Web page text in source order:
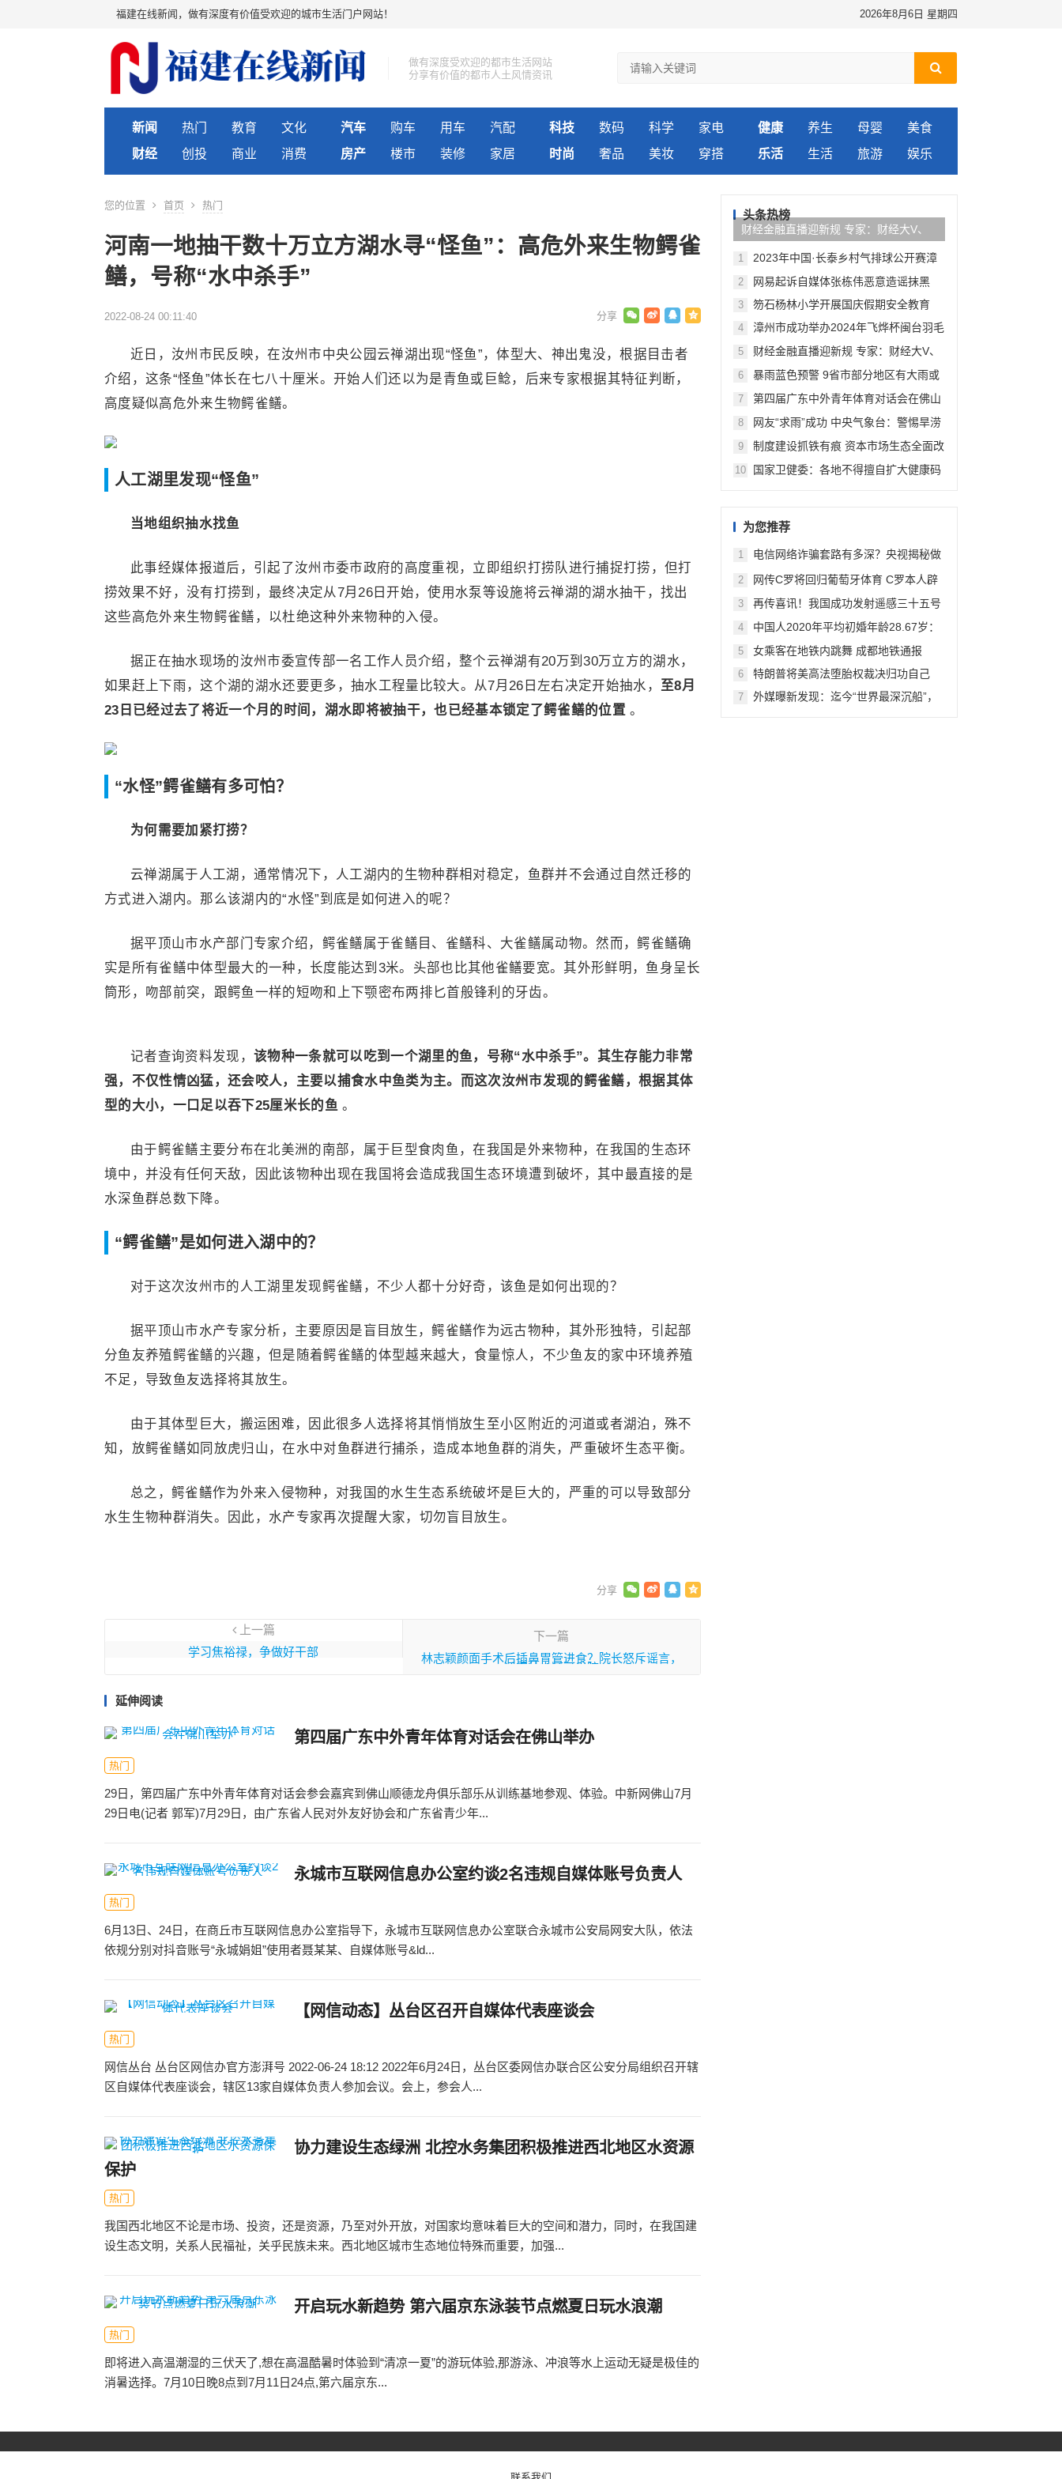
福建在线新闻，做有深度有价值受欢迎的城市生活门户网站！ 2026年8月6日 星期四
做有深度受欢迎的都市生活网站
分享有价值的都市人土风情资讯
新闻 热门 教育
文化
财经
创投 商业 消费
汽车 购车 用车
汽配
房产
楼市 装修 家居
科技 数码 科学
家电
时尚
奢品 美妆 穿搭
健康 养生 母婴
美食
乐活
生活 旅游 娱乐
您的位置 首页 热门
河南一地抽干数十万立方湖水寻“怪鱼”：高危外来生物鳄雀
鳝，号称“水中杀手”
2022-08-24 00:11:40
近日，汝州市民反映，在汝州市中央公园云禅湖出现“怪鱼”，体型大、神出鬼没，根据目击者
介绍，这条“怪鱼”体长在七八十厘米。开始人们还以为是青鱼或巨鲶，后来专家根据其特征判断，
高度疑似高危外来生物鳄雀鳝。
人工湖里发现“怪鱼”
当地组织抽水找鱼
此事经媒体报道后，引起了汝州市委市政府的高度重视，立即组织打捞队进行捕捉打捞，但打
捞效果不好，没有打捞到，最终决定从7月26日开始，使用水泵等设施将云禅湖的湖水抽干，找出
这些高危外来生物鳄雀鳝，以杜绝这种外来物种的入侵。
据正在抽水现场的汝州市委宣传部一名工作人员介绍，整个云禅湖有20万到30万立方的湖水，
如果赶上下雨，这个湖的湖水还要更多，抽水工程量比较大。从7月26日左右决定开始抽水， 至8月
23日已经过去了将近一个月的时间，湖水即将被抽干，也已经基本锁定了鳄雀鳝的位置 。
“水怪”鳄雀鳝有多可怕？
为何需要加紧打捞？
云禅湖属于人工湖，通常情况下，人工湖内的生物种群相对稳定，鱼群并不会通过自然迁移的
方式进入湖内。那么该湖内的“水怪”到底是如何进入的呢？
据平顶山市水产部门专家介绍，鳄雀鳝属于雀鳝目、雀鳝科、大雀鳝属动物。然而，鳄雀鳝确
实是所有雀鳝中体型最大的一种，长度能达到3米。头部也比其他雀鳝要宽。其外形鲜明，鱼身呈长
筒形，吻部前突，跟鳄鱼一样的短吻和上下颚密布两排匕首般锋利的牙齿。
记者查询资料发现， 该物种一条就可以吃到一个湖里的鱼，号称“水中杀手”。其生存能力非常
强，不仅性情凶猛，还会咬人，主要以捕食水中鱼类为主。而这次汝州市发现的鳄雀鳝，根据其体
型的大小，一口足以吞下25厘米长的鱼 。
由于鳄雀鳝主要分布在北美洲的南部，属于巨型食肉鱼，在我国是外来物种，在我国的生态环
境中，并没有任何天敌，因此该物种出现在我国将会造成我国生态环境遭到破坏，其中最直接的是
水深鱼群总数下降。
“鳄雀鳝”是如何进入湖中的？
对于这次汝州市的人工湖里发现鳄雀鳝，不少人都十分好奇，该鱼是如何出现的？
据平顶山市水产专家分析，主要原因是盲目放生，鳄雀鳝作为远古物种，其外形独特，引起部
分鱼友养殖鳄雀鳝的兴趣，但是随着鳄雀鳝的体型越来越大，食量惊人，不少鱼友的家中环境养殖
不足，导致鱼友选择将其放生。
由于其体型巨大，搬运困难，因此很多人选择将其悄悄放生至小区附近的河道或者湖泊，殊不
知，放鳄雀鳝如同放虎归山，在水中对鱼群进行捕杀，造成本地鱼群的消失，严重破坏生态平衡。
总之，鳄雀鳝作为外来入侵物种，对我国的水生生态系统破坏是巨大的，严重的可以导致部分
水生生物种群消失。因此，水产专家再次提醒大家，切勿盲目放生。
上一篇
学习焦裕禄，争做好干部
下一篇
林志颖颜面手术后插鼻胃管进食？院长怒斥谣言，
透露林志颖已出院
延伸阅读
第四届广东中外青年体育对话会在佛山举办
热门
29日，第四届广东中外青年体育对话会参会嘉宾到佛山顺德龙舟俱乐部乐从训练基地参观、体验。中新网佛山7月
29日电(记者 郭军)7月29日，由广东省人民对外友好协会和广东省青少年...
永城市互联网信息办公室约谈2名违规自媒体账号负责人
热门
6月13日、24日，在商丘市互联网信息办公室指导下，永城市互联网信息办公室联合永城市公安局网安大队，依法
依规分别对抖音账号“永城娟姐”使用者聂某某、自媒体账号&ld...
【网信动态】丛台区召开自媒体代表座谈会
热门
网信丛台 丛台区网信办官方澎湃号 2022-06-24 18:12 2022年6月24日，丛台区委网信办联合区公安分局组织召开辖
区自媒体代表座谈会，辖区13家自媒体负责人参加会议。会上，参会人...
协力建设生态绿洲 北控水务集团积极推进西北地区水资源
保护
热门
我国西北地区不论是市场、投资，还是资源，乃至对外开放，对国家均意味着巨大的空间和潜力，同时，在我国建
设生态文明，关系人民福祉，关乎民族未来。西北地区城市生态地位特殊而重要，加强...
开启玩水新趋势 第六届京东泳装节点燃夏日玩水浪潮
热门
即将进入高温潮湿的三伏天了,想在高温酷暑时体验到“清凉一夏”的游玩体验,那游泳、冲浪等水上运动无疑是极佳的
消暑选择。7月10日晚8点到7月11日24点,第六届京东...
头条热榜
财经金融直播迎新规 专家：财经大V、
自媒体或为重点监管对象
1
2023年中国·长泰乡村气排球公开赛漳
2 网易起诉自媒体张栋伟恶意造谣抹黑
3 笏石杨林小学开展国庆假期安全教育
4
漳州市成功举办2024年飞烨杯闽台羽毛
5
财经金融直播迎新规 专家：财经大V、
6
暴雨蓝色预警 9省市部分地区有大雨或
7
第四届广东中外青年体育对话会在佛山
8
网友“求雨”成功 中央气象台：警惕旱涝
9
制度建设抓铁有痕 资本市场生态全面改
10
国家卫健委：各地不得擅自扩大健康码
为您推荐
1
电信网络诈骗套路有多深？央视揭秘做
2
网传C罗将回归葡萄牙体育 C罗本人辟
3
再传喜讯！我国成功发射遥感三十五号
4
中国人2020年平均初婚年龄28.67岁：
5 女乘客在地铁内跳舞 成都地铁通报
6 特朗普将美高法堕胎权裁决归功自己
7
外媒曝新发现：迄今“世界最深沉船”，